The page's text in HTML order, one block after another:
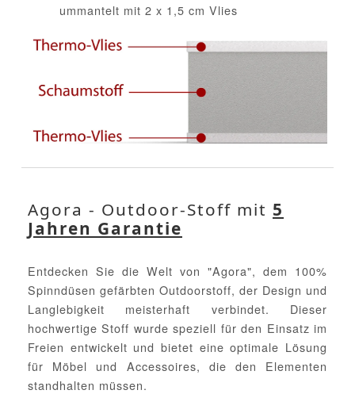
ummantelt mit 2 x 1,5 cm Vlies
Agora - Outdoor-Stoff mit 5
Jahren Garantie
Entdecken Sie die Welt von "Agora", dem 100%
Spinndüsen gefärbten Outdoorstoff, der Design und
Langlebigkeit meisterhaft verbindet. Dieser
hochwertige Stoff wurde speziell für den Einsatz im
Freien entwickelt und bietet eine optimale Lösung
für Möbel und Accessoires, die den Elementen
standhalten müssen.